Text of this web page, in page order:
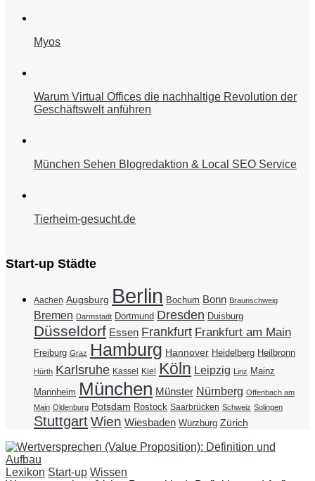
Myos
Warum Virtual Offices die nachhaltige Revolution der
Geschäftswelt anführen
München Sehen Blogredaktion & Local SEO Service
Tierheim-gesucht.de
Start-up Städte
Aachen Augsburg Berlin Bochum Bonn Braunschweig
Bremen Darmstadt Dortmund Dresden Duisburg
Düsseldorf Essen Frankfurt Frankfurt am Main
Freiburg Graz Hamburg Hannover Heidelberg Heilbronn
Hürth Karlsruhe Kassel Kiel Köln Leipzig Linz Mainz
Mannheim München Münster Nürnberg Offenbach am
Main Oldenburg Potsdam Rostock Saarbrücken Schweiz Solingen
StuttgartWien Wiesbaden Würzburg Zürich
Lexikon Start-up Wissen